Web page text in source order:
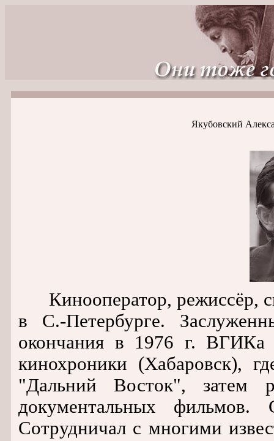
Якубовский
Кинооператор, режиссёр,
в С.-Петербурге.
окончания в 1976 г. ВГИКа
кинохроники (Хабаровск),
"Дальний Восток", затем
документальных
Сотрудничал с многими